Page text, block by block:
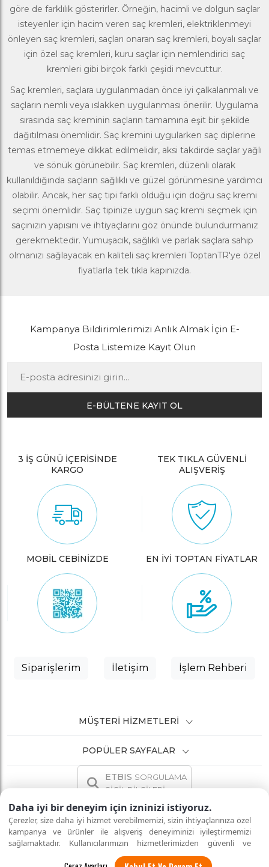
Daha iyi bir deneyim için izninizi istiyoruz.
Çerezler, size daha iyi hizmet verebilmemizi, sizin ihtiyaçlarınıza özel
kampanya ve ürünler ile alışveriş deneyiminizi iyileştirmemizi
sağlamaktadır. Kullanıcılarımızın hizmetlerimizden güvenli ve
eksiksiz şekilde faydalanmalarını sağlamak amacıyla sitemizi
göre de farklılık gösterirler. Örneğin, hacimli ve dolgun saçlar
isteyenler için hacim veren saç kremleri, elektriklenmeyi
önleyen saç kremleri, saçları onaran saç kremleri, boyalı saçlar
için özel saç kremleri, kuru saçlar için nemlendirici saç
kremleri gibi birçok farklı çeşidi mevcuttur.
Saç kremleri, saçlara uygulanmadan önce iyi çalkalanmalı ve
saçların nemli veya ıslakken uygulanması önerilir. Uygulama
sırasında saç kreminin saçların tamamına eşit bir şekilde
dağıtılması önemlidir. Saç kremini uygularken saç diplerine
temas etmemeye dikkat edilmelidir, aksi takdirde saçlar yağlı
ve sönük görünebilir. Saç kremleri, düzenli olarak
kullanıldığında saçların sağlıklı ve güzel görünmesine yardımcı
olabilir. Ancak, her saç tipi farklı olduğu için doğru saç kremi
seçimi önemlidir. Saç tipinize uygun saç kremi seçmek için
saçınızın yapısını ve ihtiyaçlarını göz önünde bulundurmanız
gerekmektedir. Yumuşacık, sağlıklı ve parlak saçlara sahip
olmanızı sağlayacak en kaliteli saç kremleri ToptanTR'ye özel
fiyatlarla tek tıkla kapınızda.
Kampanya Bildirimlerimizi Anlık Almak İçin E-
Posta Listemize Kayıt Olun
E-BÜLTENE KAYIT OL
3 İŞ GÜNÜ İÇERİSİNDE
KARGO
TEK TIKLA GÜVENLİ
ALIŞVERİŞ
MOBİL CEBİNİZDE EN İYİ TOPTAN FİYATLAR
Siparişlerim İletişim İşlem Rehberi
MÜŞTERI HIZMETLERI
POPÜLER SAYFALAR
ETBIS SORGULAMA
SİCİL BİLGİLERİ
İNTERNETTE GÜVENLİ ALIŞVERİŞ